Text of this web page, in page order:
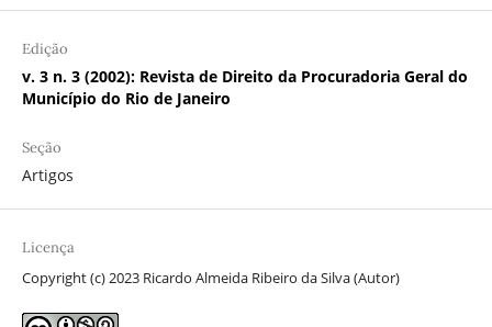
Edição
v. 3 n. 3 (2002): Revista de Direito da Procuradoria Geral do
Município do Rio de Janeiro
Seção
Artigos
Licença
Copyright (c) 2023 Ricardo Almeida Ribeiro da Silva (Autor)